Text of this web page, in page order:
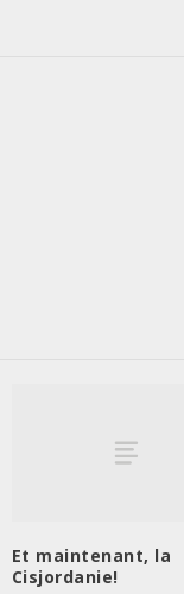
Et maintenant, la
Cisjordanie!